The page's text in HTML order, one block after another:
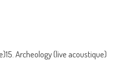
Archeology (live acoustique)